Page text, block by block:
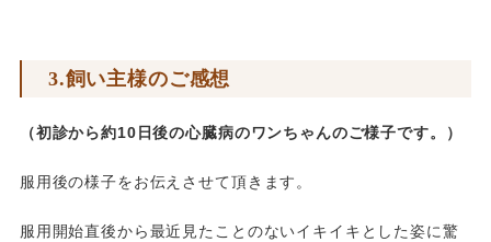
3.飼い主様のご感想
（初診から約10日後の心臓病のワンちゃんのご様子です。）
服用後の様子をお伝えさせて頂きます。
服用開始直後から最近見たことのないイキイキとした姿に驚